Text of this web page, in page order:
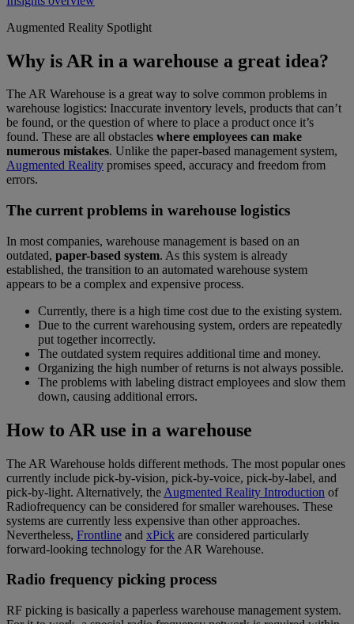
Augmented Reality Spotlight
Why is AR in a warehouse a great idea?
The AR Warehouse is a great way to solve common problems in
warehouse logistics: Inaccurate inventory levels, products that can’t
be found, or the question of where to place a product once it’s
found. These are all obstacles where employees can make
numerous mistakes. Unlike the paper-based management system,
Augmented Reality promises speed, accuracy and freedom from
errors.
The current problems in warehouse logistics
In most companies, warehouse management is based on an
outdated, paper-based system. As this system is already
established, the transition to an automated warehouse system
appears to be a complex and expensive process.
Currently, there is a high time cost due to the existing system.
Due to the current warehousing system, orders are repeatedly
put together incorrectly.
The outdated system requires additional time and money.
Organizing the high number of returns is not always possible.
The problems with labeling distract employees and slow them
down, causing additional errors.
How to AR use in a warehouse
The AR Warehouse holds different methods. The most popular ones
currently include pick-by-vision, pick-by-voice, pick-by-label, and
pick-by-light. Alternatively, the Augmented Reality Introduction of
Radiofrequency can be considered for smaller warehouses. These
systems are currently less expensive than other approaches.
Nevertheless, Frontline and xPick are considered particularly
forward-looking technology for the AR Warehouse.
Radio frequency picking process
RF picking is basically a paperless warehouse management system.